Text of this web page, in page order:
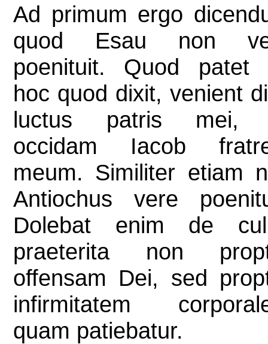
Ad primum ergo
quod Esau non
poenituit. Quod patet
hoc quod dixit, venient
luctus patris mei,
occidam Iacob
meum. Similiter etiam
Antiochus vere
Dolebat enim de
praeterita non
offensam Dei, sed
infirmitatem
quam patiebatur.